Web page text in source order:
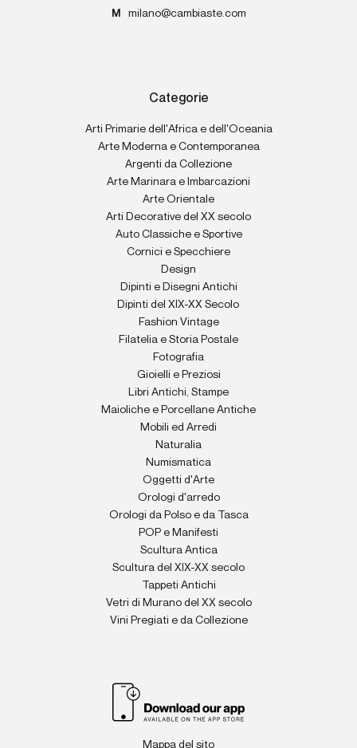
M
milano@cambiaste.com
Categorie
Arti Primarie dell'Africa e dell'Oceania
Arte Moderna e Contemporanea
Argenti da Collezione
Arte Marinara e Imbarcazioni
Arte Orientale
Arti Decorative del XX secolo
Auto Classiche e Sportive
Cornici e Specchiere
Design
Dipinti e Disegni Antichi
Dipinti del XIX-XX Secolo
Fashion Vintage
Filatelia e Storia Postale
Fotografia
Gioielli e Preziosi
Libri Antichi, Stampe
Maioliche e Porcellane Antiche
Mobili ed Arredi
Naturalia
Numismatica
Oggetti d'Arte
Orologi d'arredo
Orologi da Polso e da Tasca
POP e Manifesti
Scultura Antica
Scultura del XIX-XX secolo
Tappeti Antichi
Vetri di Murano del XX secolo
Vini Pregiati e da Collezione
Mappa del sito